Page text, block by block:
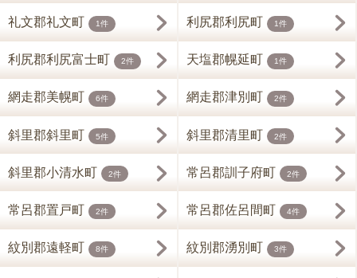
礼文郡礼文町 1件 利尻郡利尻町 1件
利尻郡利尻富士町 2件 天塩郡幌延町 1件
網走郡美幌町 6件 網走郡津別町 2件
斜里郡斜里町 5件 斜里郡清里町 2件
斜里郡小清水町 2件 常呂郡訓子府町 2件
常呂郡置戸町 2件 常呂郡佐呂間町 4件
紋別郡遠軽町 8件 紋別郡湧別町 3件